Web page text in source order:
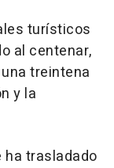
turísticos
al centenar,
treintena
y la
ha trasladado